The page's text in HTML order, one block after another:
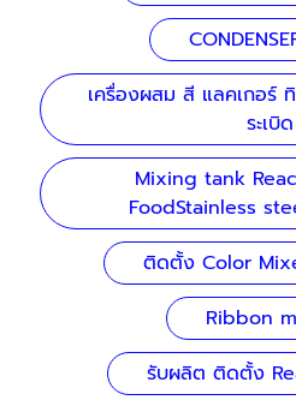
เครื่องผสม สี แลคเกอร์
ระเบิด
Mixing tank
FoodStainless
ติดตั้ง Color
Ribbon
รับผลิต ติดตั้ง